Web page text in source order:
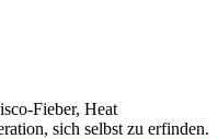
Fieber, Heat
sich selbst zu erfinden.